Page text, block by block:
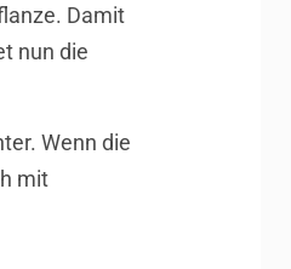
Damit
nun die
Wenn die
mit